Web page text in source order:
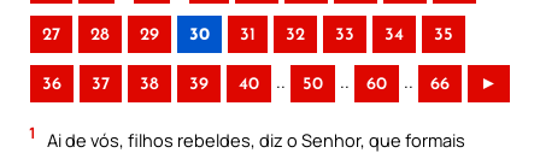
27 28 29 30 31 32 33 34 35
36 37 38 39 40 .. 50 .. 60 .. 66 ►
1
Ai de vós, filhos rebeldes, diz o Senhor, que formais